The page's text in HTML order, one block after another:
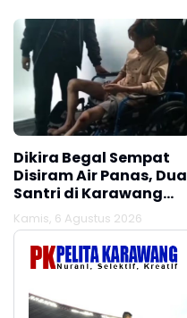
Dikira Begal Sempat
Disiram Air Panas, Dua
Santri di Karawang
Terluka Akibat Aksi
Oknum Linmas
Kamis, 6 Agustus 2026